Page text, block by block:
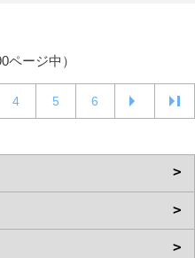
ページ中）
4 5 6